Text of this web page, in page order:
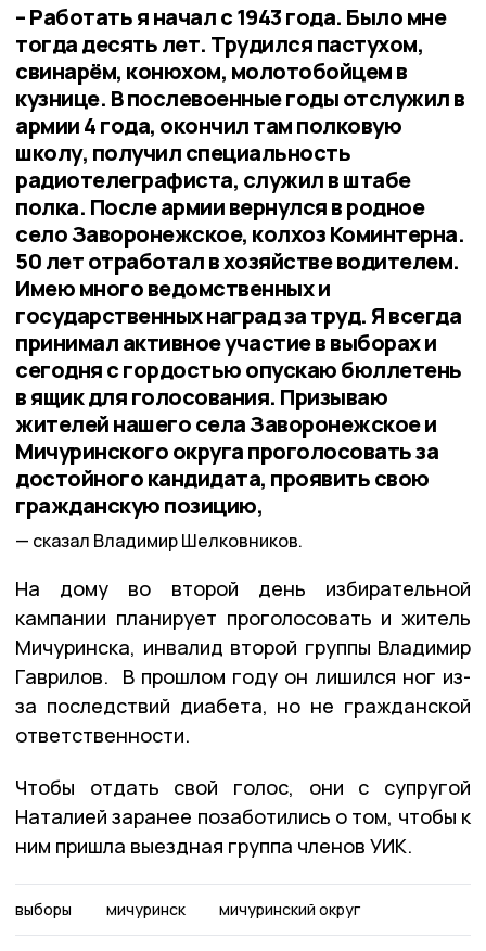
– Работать я начал с 1943 года. Было мне
тогда десять лет. Трудился пастухом,
свинарём, конюхом, молотобойцем в
кузнице. В послевоенные годы отслужил в
армии 4 года, окончил там полковую
школу, получил специальность
радиотелеграфиста, служил в штабе
полка. После армии вернулся в родное
село Заворонежское, колхоз Коминтерна.
50 лет отработал в хозяйстве водителем.
Имею много ведомственных и
государственных наград за труд. Я всегда
принимал активное участие в выборах и
сегодня с гордостью опускаю бюллетень
в ящик для голосования. Призываю
жителей нашего села Заворонежское и
Мичуринского округа проголосовать за
достойного кандидата, проявить свою
гражданскую позицию,
сказал Владимир Шелковников.
На дому во второй день избирательной
кампании планирует проголосовать и житель
Мичуринска, инвалид второй группы Владимир
Гаврилов. В прошлом году он лишился ног из-
за последствий диабета, но не гражданской
ответственности.
Чтобы отдать свой голос, они с супругой
Наталией заранее позаботились о том, чтобы к
ним пришла выездная группа членов УИК.
выборы мичуринск мичуринский округ